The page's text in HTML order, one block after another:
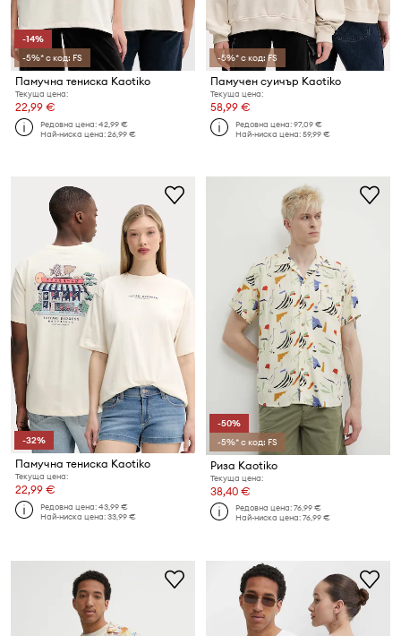
-14%
-5%* с код: FS
Памучна тениска Kaotiko
Текуща цена:
22,99 €
Редовна цена:42,99 €
Най-ниска цена:26,99 €
-5%* с код: FS
Памучен суичър Kaotiko
Текуща цена:
58,99 €
Редовна цена:97,09 €
Най-ниска цена:59,99 €
-32%
Памучна тениска Kaotiko
Текуща цена:
22,99 €
Редовна цена:43,99 €
Най-ниска цена:33,99 €
-50%
-5%* с код: FS
Риза Kaotiko
Текуща цена:
38,40 €
Редовна цена:76,99 €
Най-ниска цена:76,99 €